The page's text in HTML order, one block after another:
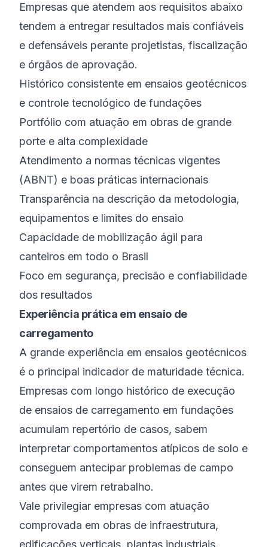
Empresas que atendem aos requisitos abaixo
tendem a entregar resultados mais confiáveis
e defensáveis perante projetistas, fiscalização
e órgãos de aprovação.
Histórico consistente em ensaios geotécnicos
e controle tecnológico de fundações
Portfólio com atuação em obras de grande
porte e alta complexidade
Atendimento a normas técnicas vigentes
(ABNT) e boas práticas internacionais
Transparência na descrição da metodologia,
equipamentos e limites do ensaio
Capacidade de mobilização ágil para
canteiros em todo o Brasil
Foco em segurança, precisão e confiabilidade
dos resultados
Experiência prática em ensaio de
carregamento
A grande experiência em ensaios geotécnicos
é o principal indicador de maturidade técnica.
Empresas com longo histórico de execução
de ensaios de carregamento em fundações
acumulam repertório de casos, sabem
interpretar comportamentos atípicos de solo e
conseguem antecipar problemas de campo
antes que virem retrabalho.
Vale privilegiar empresas com atuação
comprovada em obras de infraestrutura,
edificações verticais, plantas industriais,